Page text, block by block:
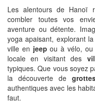
Les alentours de Hanoï
combler toutes vos
aventure ou détente.
yoga apaisant, explorant
ville en jeep ou à vélo, ou
locale en visitant des
typiques. Que vous soyez
la découverte de
authentiques avec les
faut.